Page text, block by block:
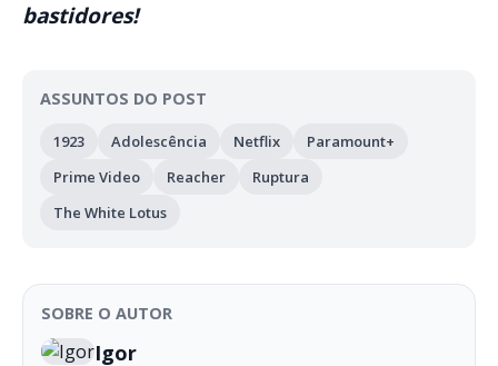
bastidores!
ASSUNTOS DO POST
1923 Adolescência Netflix
Paramount+
Prime Video
Reacher
Ruptura
The White Lotus
SOBRE O AUTOR
Igor